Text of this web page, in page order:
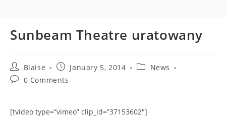
Sunbeam Theatre uratowany
Post
author:
Blaise
Post
published:
January 5, 2014
PostNews
Post0 Comments
[tvideo type=”vimeo” clip_id=”37153602″]